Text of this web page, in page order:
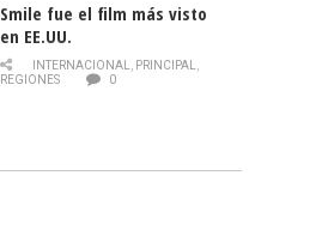
Smile fue el film más visto
en EE.UU.
INTERNACIONAL, PRINCIPAL,
REGIONES
0